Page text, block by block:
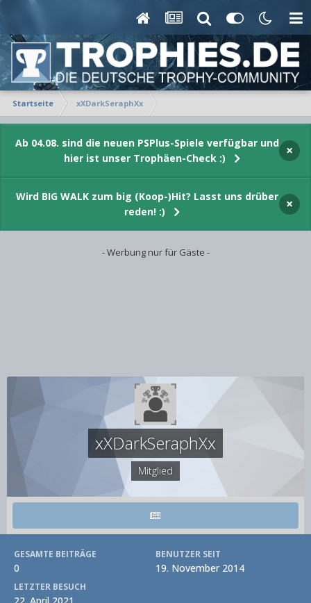
Startseite xXDarkSeraphXx
Ab 04.08. sind die neuen PSPlus-Spiele verfügbar und
hier ist unser Trophäen-Check :)
×
Wird BIG WALK zum big (Koop-)Hit? Lasst uns drüber
reden! :)
×
- Werbung nur für Gäste -
xXDarkSeraphXx
Mitglied
GESAMTE BEITRÄGE
0
BENUTZER SEIT
19. November 2014
LETZTER BESUCH